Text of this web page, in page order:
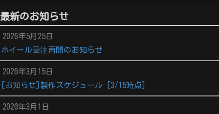
最新のお知らせ
2026年5月25日
ホイール受注再開のお知らせ
2026年3月15日
[お知らせ]製作スケジュール [3/15時点]
2026年3月1日